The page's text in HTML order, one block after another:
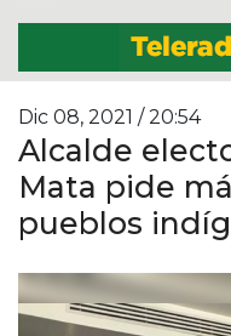
Dic 08, 2021 / 20:54
Alcalde
Mata pide
pueblos